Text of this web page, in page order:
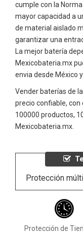
cumple con la
mayor capacidad a
de material aislado
garantizar una
La mejor batería
Mexicobateria.mx
envia desde México
Vender baterías de
precio confiable, con
100000 productos,
Mexicobateria.mx.
Protección
Protección de